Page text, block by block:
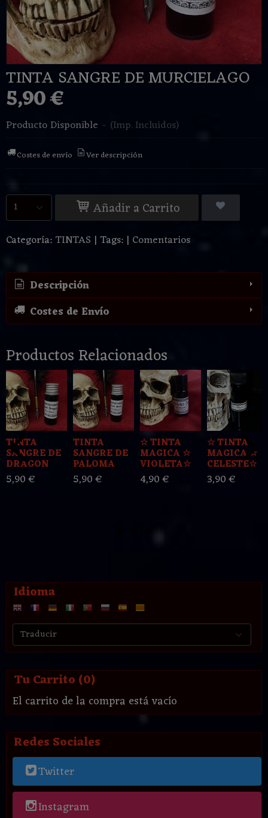
Idioma
Tu Carrito (0)
El carrito de la compra está vacío
Redes Sociales
Twitter
Instagram
TINTA SANGRE DE MURCIELAGO
5,90 €
Producto Disponible - (Imp. Incluidos)
Costes de envío Ver descripción
Añadir a Carrito
Categoría: TINTAS | Tags: | Comentarios
Descripción
Costes de Envío
Productos Relacionados
TINTA
SANGRE DE
DRAGON
5,90 €
TINTA
SANGRE DE
PALOMA
5,90 €
☆ TINTA
MAGICA ☆
VIOLETA☆
4,90 €
☆ TINTA
MAGICA ☆
CELESTE☆
3,90 €